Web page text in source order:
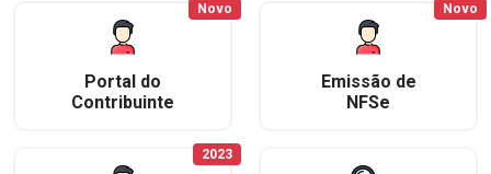
Portal do
Contribuinte
Novo
Emissão de
NFSe
Novo
2023